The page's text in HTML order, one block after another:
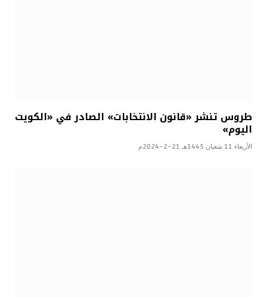
طروس تنشر «قانون الانتخابات» الصادر في «الكويت
اليوم»
الأربعاء 11 شعبان 1445هـ 21-2-2024م